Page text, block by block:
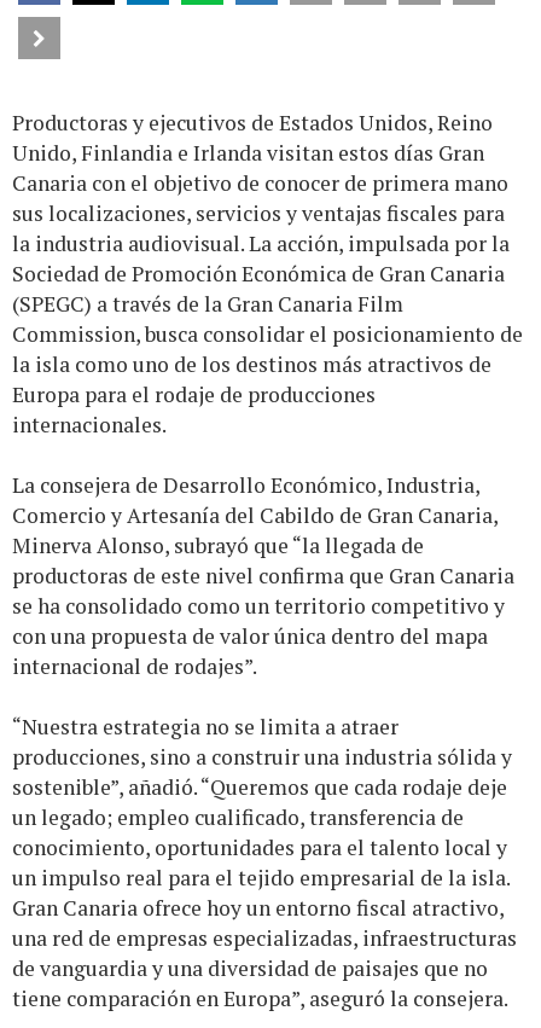
Productoras y ejecutivos de Estados Unidos, Reino
Unido, Finlandia e Irlanda visitan estos días Gran
Canaria con el objetivo de conocer de primera mano
sus localizaciones, servicios y ventajas fiscales para
la industria audiovisual. La acción, impulsada por la
Sociedad de Promoción Económica de Gran Canaria
(SPEGC) a través de la Gran Canaria Film
Commission, busca consolidar el posicionamiento de
la isla como uno de los destinos más atractivos de
Europa para el rodaje de producciones
internacionales.
La consejera de Desarrollo Económico, Industria,
Comercio y Artesanía del Cabildo de Gran Canaria,
Minerva Alonso, subrayó que “la llegada de
productoras de este nivel confirma que Gran Canaria
se ha consolidado como un territorio competitivo y
con una propuesta de valor única dentro del mapa
internacional de rodajes”.
“Nuestra estrategia no se limita a atraer
producciones, sino a construir una industria sólida y
sostenible”, añadió. “Queremos que cada rodaje deje
un legado; empleo cualificado, transferencia de
conocimiento, oportunidades para el talento local y
un impulso real para el tejido empresarial de la isla.
Gran Canaria ofrece hoy un entorno fiscal atractivo,
una red de empresas especializadas, infraestructuras
de vanguardia y una diversidad de paisajes que no
tiene comparación en Europa”, aseguró la consejera.